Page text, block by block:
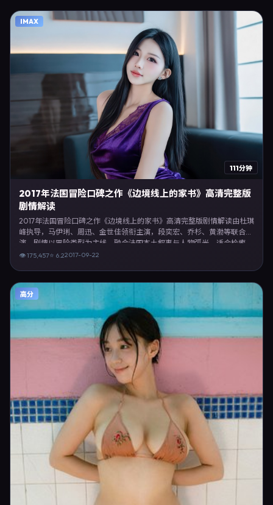
长文与专题策划的引用素材。
IMAX
111分钟
2017年法国冒险口碑之作《边境线上的家书》高清完整版
剧情解读
2017年法国冒险口碑之作《边境线上的家书》高清完整版剧情解读由杜琪
峰执导，马伊琍、周迅、金世佳领衔主演，段奕宏、乔杉、黄渤等联合出
演。剧情以冒险类型为主线，融合法国本土叙事与人物弧光，适合检索
「冒险电影 法国 杜琪峰 马伊琍」等关键词的观众。2017年9月22日于法
👁175,457⭐ 6.22017-09-22
高分